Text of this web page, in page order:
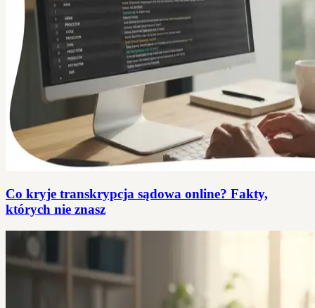
Co kryje transkrypcja sądowa online? Fakty,
których nie znasz